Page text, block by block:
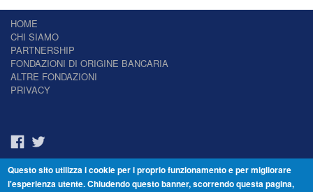
HOME
CHI SIAMO
PARTNERSHIP
FONDAZIONI DI ORIGINE BANCARIA
ALTRE FONDAZIONI
PRIVACY
Il Giornale delle Fondazioni - Periodico telematico
Reg. Tribunale n.7 del 22/07/2014 – ISSN 2421-2466
Questo sito utilizza i cookie per i proprio funzionamento e per migliorare
l'esperienza utente. Chiudendo questo banner, scorrendo questa pagina,